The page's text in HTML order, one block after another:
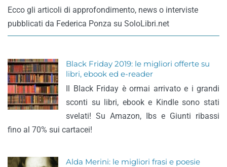
Ecco gli articoli di approfondimento, news o interviste
pubblicati da Federica Ponza su SoloLibri.net
Black Friday 2019: le migliori offerte su
libri, ebook ed e-reader
Il Black Friday è ormai arrivato e i grandi
sconti su libri, ebook e Kindle sono stati
svelati! Su Amazon, Ibs e Giunti ribassi
fino al 70% sui cartacei!
Alda Merini: le migliori frasi e poesie